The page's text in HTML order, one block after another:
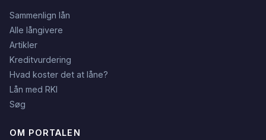
Sammenlign lån
Alle långivere
Artikler
Kreditvurdering
Hvad koster det at låne?
Lån med RKI
Søg
OM PORTALEN